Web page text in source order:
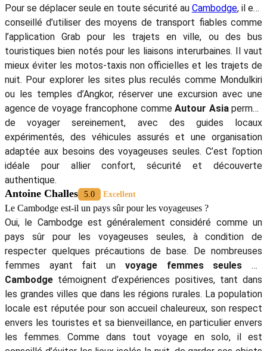
Pour se déplacer seule en toute sécurité au Cambodge, il est
conseillé d’utiliser des moyens de transport fiables comme
l’application Grab pour les trajets en ville, ou des bus
touristiques bien notés pour les liaisons interurbaines. Il vaut
mieux éviter les motos-taxis non officielles et les trajets de
nuit. Pour explorer les sites plus reculés comme Mondulkiri
ou les temples d’Angkor, réserver une excursion avec une
agence de voyage francophone commeAutour Asiapermet
de voyager sereinement, avec des guides locaux
expérimentés, des véhicules assurés et une organisation
adaptée aux besoins des voyageuses seules. C’est l’option
idéale pour allier confort, sécurité et découverte
authentique.
Antoine Challes 5.0 Excellent
Le Cambodge est-il un pays sûr pour les voyageuses ?
Oui, le Cambodge est généralement considéré comme un
pays sûr pour les voyageuses seules, à condition de
respecter quelques précautions de base. De nombreuses
femmes ayant fait un voyage femmes seules au
Cambodge témoignent d’expériences positives, tant dans
les grandes villes que dans les régions rurales. La population
locale est réputée pour son accueil chaleureux, son respect
envers les touristes et sa bienveillance, en particulier envers
les femmes. Comme dans tout voyage en solo, il est